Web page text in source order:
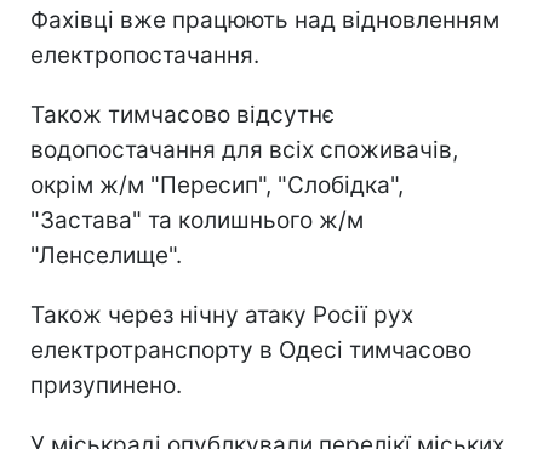
Фахівці вже працюють над відновленням
електропостачання.
Також тимчасово відсутнє
водопостачання для всіх споживачів,
окрім ж/м "Пересип", "Слобідка",
"Застава" та колишнього ж/м
"Ленселище".
Також через нічну атаку Росії рух
електротранспорту в Одесі тимчасово
призупинено.